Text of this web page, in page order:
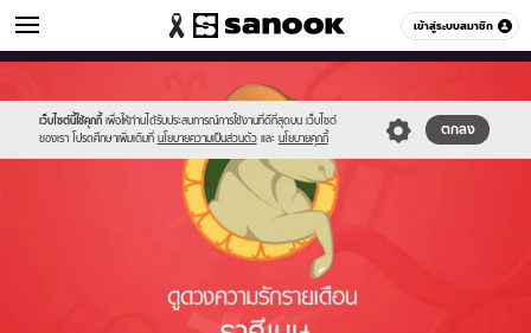
เข้าสู่ระบบสมาชิก
ดูดวง หมวดอื่นๆ
เว็บไซต์นี้ใช้คุกกี้ เพื่อให้ท่านได้รับประสบการณ์การใช้งานที่ดีที่สุดบน เว็บไซต์
ของเรา โปรดศึกษาเพิ่มเติมที่ นโยบายความเป็นส่วนตัว และ นโยบายคุกกี้
ตกลง
new-
sanook.png